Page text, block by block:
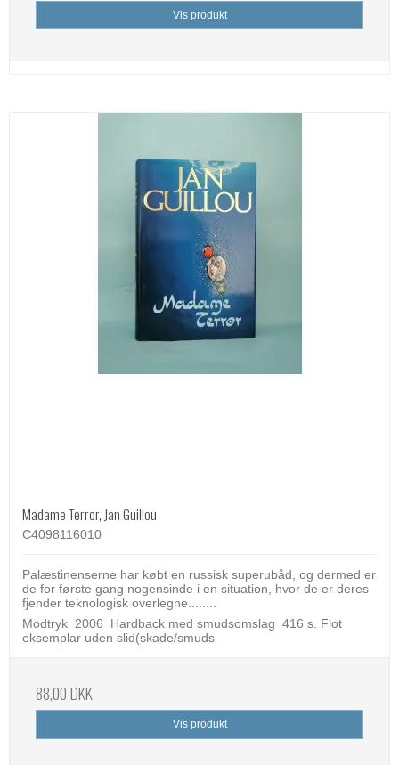
Vis produkt
Madame Terror, Jan Guillou
C4098116010
Palæstinenserne har købt en russisk superubåd, og dermed er
de for første gang nogensinde i en situation, hvor de er deres
fjender teknologisk overlegne........
Modtryk 2006 Hardback med smudsomslag 416 s. Flot
eksemplar uden slid(skade/smuds
88,00 DKK
Vis produkt